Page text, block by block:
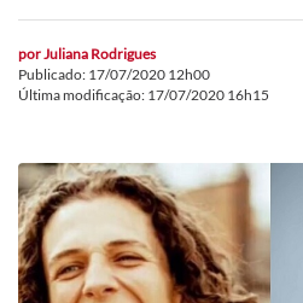
porJuliana Rodrigues
Publicado: 17/07/2020 12h00
Última modificação: 17/07/2020 16h15